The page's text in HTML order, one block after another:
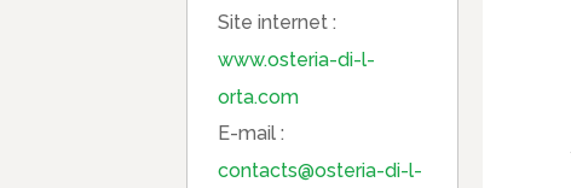
Site internet :
www.osteria-di-l-
orta.com
E-mail :
contacts@osteria-di-l-